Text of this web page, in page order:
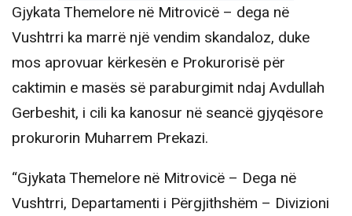
Gjykata Themelore në Mitrovicë – dega në
Vushtrri ka marrë një vendim skandaloz, duke
mos aprovuar kërkesën e Prokurorisë për
caktimin e masës së paraburgimit ndaj Avdullah
Gerbeshit, i cili ka kanosur në seancë gjyqësore
prokurorin Muharrem Prekazi.
“Gjykata Themelore në Mitrovicë – Dega në
Vushtrri, Departamenti i Përgjithshëm – Divizioni